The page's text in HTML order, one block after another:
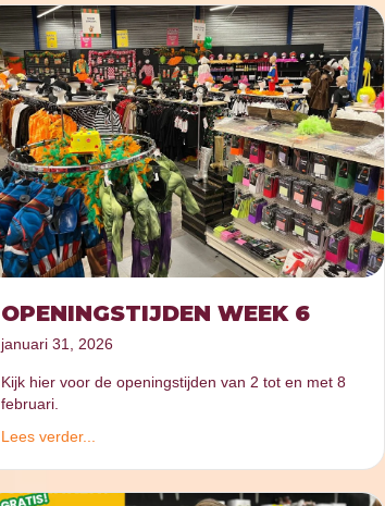
OPENINGSTIJDEN WEEK 6
januari 31, 2026
Kijk hier voor de openingstijden van 2 tot en met 8
februari.
Lees verder...